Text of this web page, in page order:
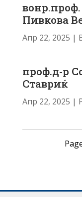
Пивкова
Апр 22, 2025 |
проф.д-р
Ставриќ
Апр 22, 2025 |